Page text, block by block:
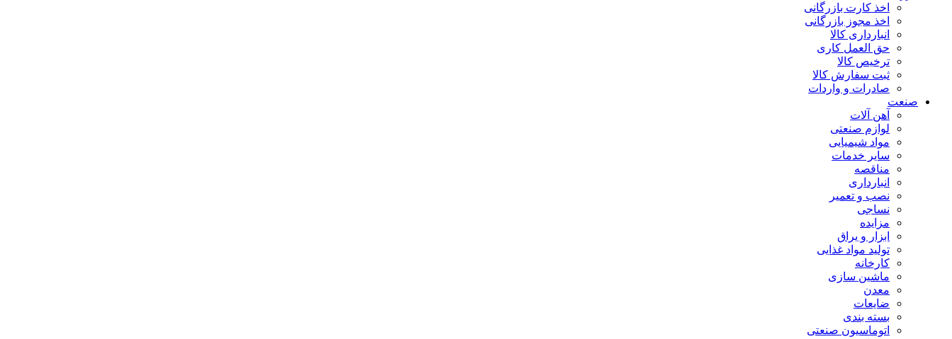
اخذ کارت بازرگانی
اخذ مجوز بازرگانی
انبارداری کالا
حق العمل کاری
ترخیص کالا
ثبت سفارش کالا
صادرات و واردات
صنعت
آهن آلات
لوازم صنعتی
مواد شیمیایی
سایر خدمات
مناقصه
انبارداری
نصب و تعمیر
نساجی
مزایده
ابزار و یراق
تولید مواد غذایی
کارخانه
ماشین سازی
معدن
ضایعات
بسته بندی
اتوماسیون صنعتی